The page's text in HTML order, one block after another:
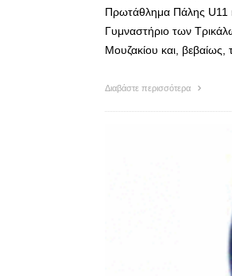
Πρωτάθλημα Πάλης U11
Γυμναστήριο των
Μουζακίου και, βεβαίως,
Διαβάστε περισσότερα